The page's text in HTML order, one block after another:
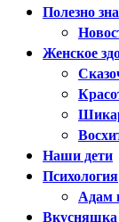
Полезно
Женское
Наши дети
Психология
Адам
Вкусняшка